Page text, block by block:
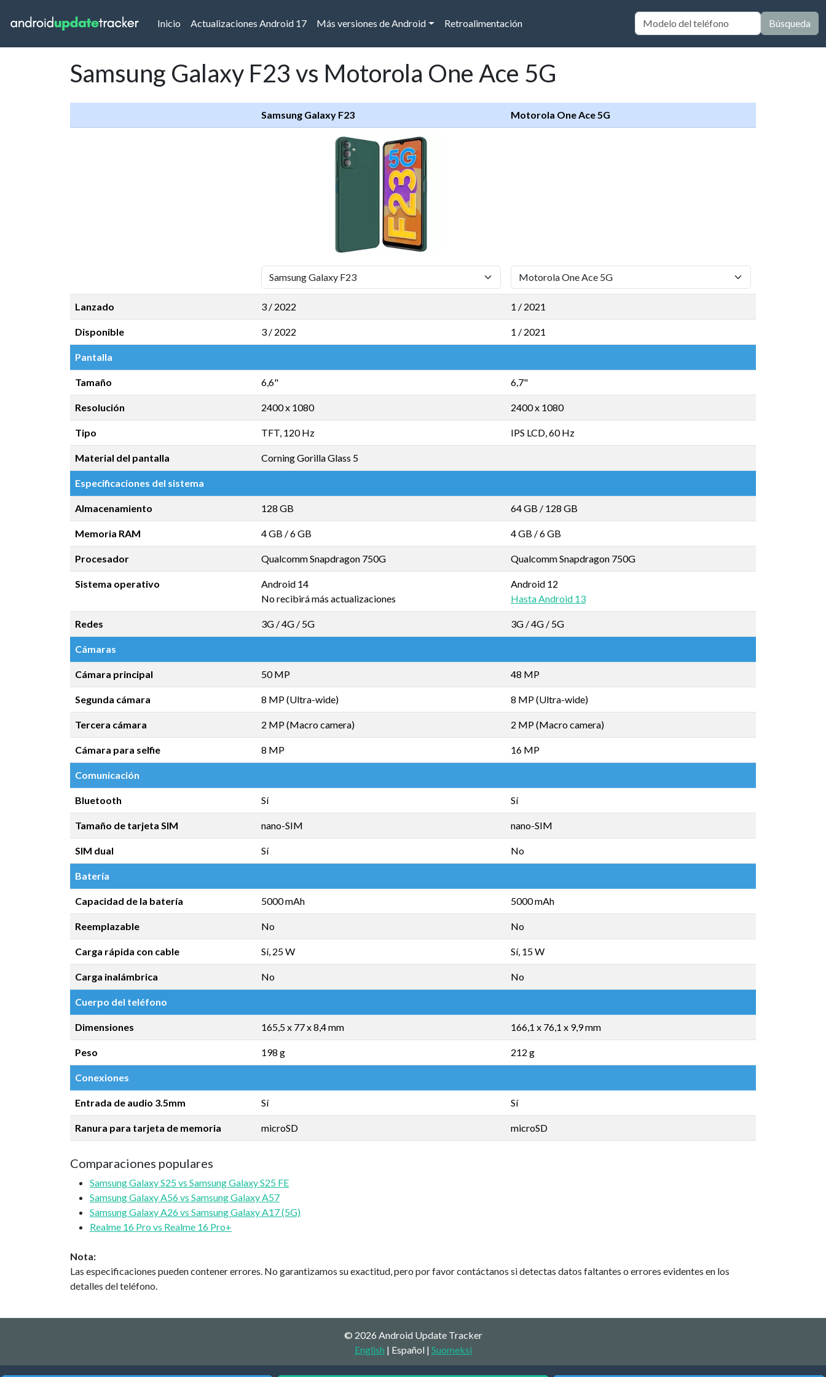
Inicio (current)
Actualizaciones Android 17 Más versiones de Android Retroalimentación Búsqueda
Samsung Galaxy F23 vs Motorola One Ace 5G
Samsung Galaxy F23 Motorola One Ace 5G
Lanzado 3 / 2022 1 / 2021
Disponible 3 / 2022 1 / 2021
Pantalla
Tamaño 6,6" 6,7"
Resolución 2400 x 1080 2400 x 1080
Tipo TFT, 120 Hz IPS LCD, 60 Hz
Material del pantalla Corning Gorilla Glass 5
Especificaciones del sistema
Almacenamiento 128 GB 64 GB / 128 GB
Memoria RAM 4 GB /6 GB 4 GB /6 GB
Procesador Qualcomm Snapdragon 750G Qualcomm Snapdragon 750G
Sistema operativo
Android 14
No recibirá más actualizaciones
Android 12
Hasta Android 13
Redes 3G / 4G / 5G 3G / 4G / 5G
Cámaras
Cámara principal 50 MP 48 MP
Segunda cámara 8 MP (Ultra-wide) 8 MP (Ultra-wide)
Tercera cámara 2 MP (Macro camera) 2 MP (Macro camera)
Cámara para selfie 8 MP 16 MP
Comunicación
Bluetooth Sí Sí
Tamaño de tarjeta SIM nano-SIM nano-SIM
SIM dual Sí No
Batería
Capacidad de la batería 5000 mAh 5000 mAh
Reemplazable No No
Carga rápida con cable Sí, 25 W Sí, 15 W
Carga inalámbrica No No
Cuerpo del teléfono
Dimensiones 165,5 x 77 x 8,4 mm 166,1 x 76,1 x 9,9 mm
Peso 198 g 212 g
Conexiones
Entrada de audio 3.5mm Sí Sí
Ranura para tarjeta de memoria microSD microSD
Comparaciones populares
Samsung Galaxy S25 vs Samsung Galaxy S25 FE
Samsung Galaxy A56 vs Samsung Galaxy A57
Samsung Galaxy A26 vs Samsung Galaxy A17 (5G)
Realme 16 Pro vs Realme 16 Pro+
Nota:
Las especificaciones pueden contener errores. No garantizamos su exactitud, pero por favor contáctanos si detectas datos faltantes o errores evidentes en los
detalles del teléfono.
© 2026 Android Update Tracker
English | Español | Suomeksi